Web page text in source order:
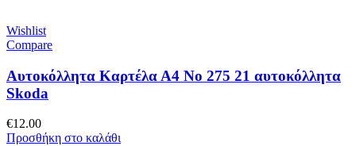
Wishlist
Compare
Αυτοκόλλητα Καρτέλα Α4 No 275 21 αυτοκόλλητα
Skoda
€12.00
Προσθήκη στο καλάθι